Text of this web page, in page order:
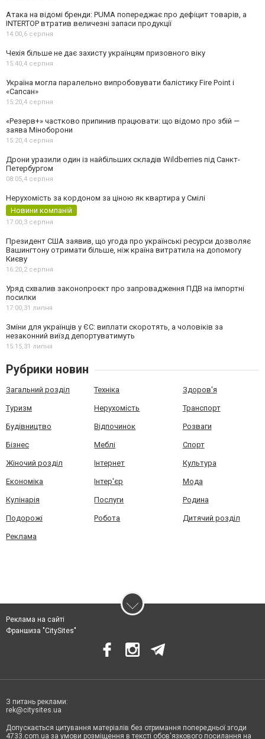
Атака на відомі бренди: PUMA попереджає про дефіцит товарів, а
INTERTOP втратив величезні запаси продукції
14:00,6 серпня
Чехія більше не дає захисту українцям призовного віку
15:40,4 серпня
Україна могла паралельно випробовувати балістику Fire Point і
«Сапсан»
15:20,4 серпня
«Резерв+» частково припинив працювати: що відомо про збій —
заява Міноборони
15:20,4 серпня
Дрони уразили один із найбільших складів Wildberries під Санкт-
Петербургом
08:05,4 серпня
Нерухомість за кордоном за ціною як квартира у Смілі
Новини компаній
17:00,3 серпня
Президент США заявив, що угода про українські ресурси дозволяє
Вашингтону отримати більше, ніж країна витратила на допомогу
Києву
16:20,2 серпня
Уряд схвалив законопроєкт про запровадження ПДВ на імпортні
посилки
17:00,31 липня
Зміни для українців у ЄС: виплати скоротять, а чоловіків за
незаконний виїзд депортуватимуть
15:15,31 липня
Рубрики новин
Загальний розділ Техніка Здоров'я
Туризм Нерухомість Транспорт
Будівництво Відпочинок Розваги
Бізнес Меблі Спорт
Жіночий розділ Інтернет Культура
Економіка Інтер'єр Мода
Кулінарія Послуги Родина
Подорожі Робота Дитячий розділ
Реклама
Реклама на сайті
Франшиза "CitySites"
З питань реклами:
rek@citysites.ua
Допускається цитування матеріалів без отримання попередньої згоди
4733.com.ua за умови розміщення в тексті обов'язкового посилання на